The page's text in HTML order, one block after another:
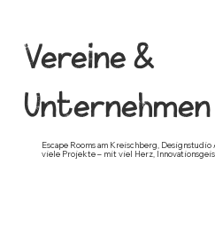
Vereine &
Unternehmen
Escape Rooms am Kreischberg,
viele Projekte – mit viel Herz,